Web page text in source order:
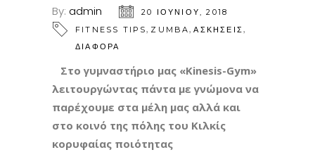
By: admin
20 ΙΟΥΝΊΟΥ, 2018
FITNESS TIPS, ZUMBA,ΑΣΚΗΣΕΙΣ,
ΔΙΑΦΟΡΑ
Στο γυμναστήριο μας «Kinesis-Gym»
λειτουργώντας πάντα με γνώμονα να
παρέχουμε στα μέλη μας αλλά και
στο κοινό της πόλης του Κιλκίς
κορυφαίας ποιότητας